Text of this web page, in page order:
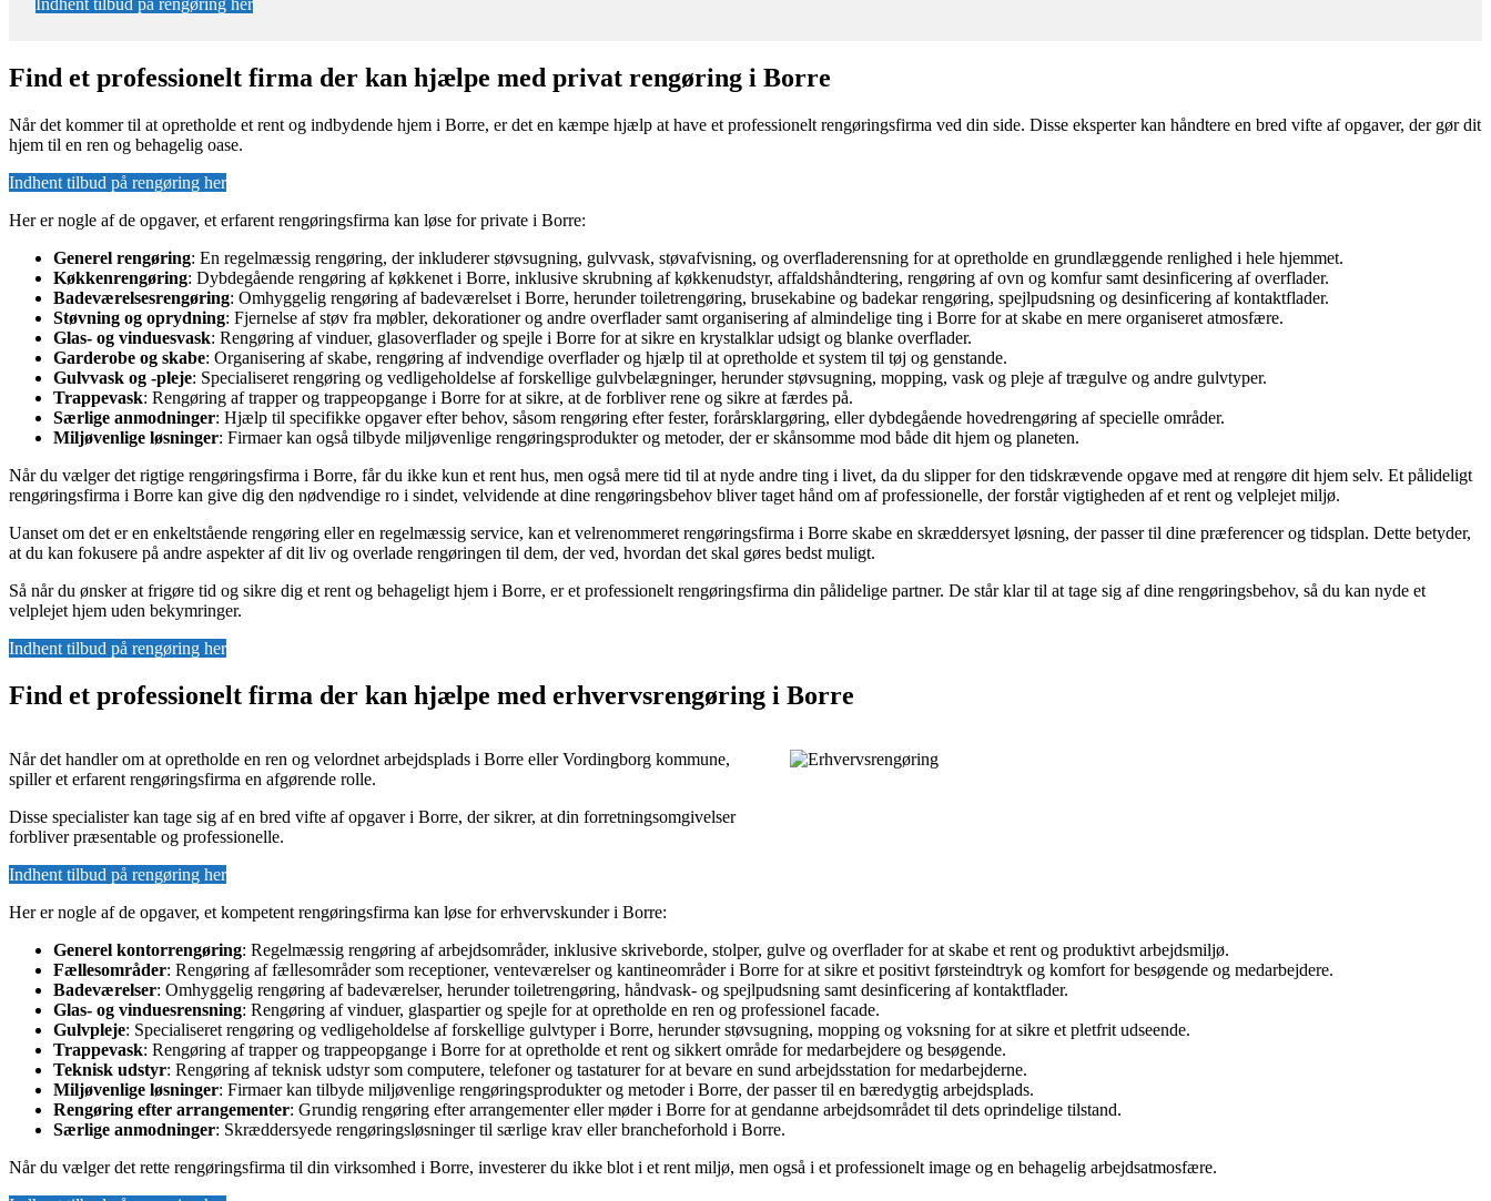
Find et professionelt firma der kan hjælpe med privat rengøring i Borre
Når det kommer til at opretholde et rent og indbydende hjem i Borre, er det en kæmpe hjælp at have et professionelt rengøringsfirma ved din side. Disse eksperter kan håndtere en bred vifte af opgaver, der gør dit
hjem til en ren og behagelig oase.
Indhent tilbud på rengøring her
Her er nogle af de opgaver, et erfarent rengøringsfirma kan løse for private i Borre:
Generel rengøring: En regelmæssig rengøring, der inkluderer støvsugning, gulvvask, støvafvisning, og overfladerensning for at opretholde en grundlæggende renlighed i hele hjemmet.
Køkkenrengøring: Dybdegående rengøring af køkkenet i Borre, inklusive skrubning af køkkenudstyr, affaldshåndtering, rengøring af ovn og komfur samt desinficering af overflader.
Badeværelsesrengøring: Omhyggelig rengøring af badeværelset i Borre, herunder toiletrengøring, brusekabine og badekar rengøring, spejlpudsning og desinficering af kontaktflader.
Støvning og oprydning: Fjernelse af støv fra møbler, dekorationer og andre overflader samt organisering af almindelige ting i Borre for at skabe en mere organiseret atmosfære.
Glas- og vinduesvask: Rengøring af vinduer, glasoverflader og spejle i Borre for at sikre en krystalklar udsigt og blanke overflader.
Garderobe og skabe: Organisering af skabe, rengøring af indvendige overflader og hjælp til at opretholde et system til tøj og genstande.
Gulvvask og -pleje: Specialiseret rengøring og vedligeholdelse af forskellige gulvbelægninger, herunder støvsugning, mopping, vask og pleje af trægulve og andre gulvtyper.
Trappevask: Rengøring af trapper og trappeopgange i Borre for at sikre, at de forbliver rene og sikre at færdes på.
Særlige anmodninger: Hjælp til specifikke opgaver efter behov, såsom rengøring efter fester, forårsklargøring, eller dybdegående hovedrengøring af specielle områder.
Miljøvenlige løsninger: Firmaer kan også tilbyde miljøvenlige rengøringsprodukter og metoder, der er skånsomme mod både dit hjem og planeten.
Når du vælger det rigtige rengøringsfirma i Borre, får du ikke kun et rent hus, men også mere tid til at nyde andre ting i livet, da du slipper for den tidskrævende opgave med at rengøre dit hjem selv. Et pålideligt
rengøringsfirma i Borre kan give dig den nødvendige ro i sindet, velvidende at dine rengøringsbehov bliver taget hånd om af professionelle, der forstår vigtigheden af et rent og velplejet miljø.
Uanset om det er en enkeltstående rengøring eller en regelmæssig service, kan et velrenommeret rengøringsfirma i Borre skabe en skræddersyet løsning, der passer til dine præferencer og tidsplan. Dette betyder,
at du kan fokusere på andre aspekter af dit liv og overlade rengøringen til dem, der ved, hvordan det skal gøres bedst muligt.
Så når du ønsker at frigøre tid og sikre dig et rent og behageligt hjem i Borre, er et professionelt rengøringsfirma din pålidelige partner. De står klar til at tage sig af dine rengøringsbehov, så du kan nyde et
velplejet hjem uden bekymringer.
Indhent tilbud på rengøring her
Find et professionelt firma der kan hjælpe med erhvervsrengøring i Borre
Når det handler om at opretholde en ren og velordnet arbejdsplads i Borre eller Vordingborg kommune,
spiller et erfarent rengøringsfirma en afgørende rolle.
Disse specialister kan tage sig af en bred vifte af opgaver i Borre, der sikrer, at din forretningsomgivelser
forbliver præsentable og professionelle.
Indhent tilbud på rengøring her
Her er nogle af de opgaver, et kompetent rengøringsfirma kan løse for erhvervskunder i Borre:
Generel kontorrengøring: Regelmæssig rengøring af arbejdsområder, inklusive skriveborde, stolper, gulve og overflader for at skabe et rent og produktivt arbejdsmiljø.
Fællesområder: Rengøring af fællesområder som receptioner, venteværelser og kantineområder i Borre for at sikre et positivt førsteindtryk og komfort for besøgende og medarbejdere.
Badeværelser: Omhyggelig rengøring af badeværelser, herunder toiletrengøring, håndvask- og spejlpudsning samt desinficering af kontaktflader.
Glas- og vinduesrensning: Rengøring af vinduer, glaspartier og spejle for at opretholde en ren og professionel facade.
Gulvpleje: Specialiseret rengøring og vedligeholdelse af forskellige gulvtyper i Borre, herunder støvsugning, mopping og voksning for at sikre et pletfrit udseende.
Trappevask: Rengøring af trapper og trappeopgange i Borre for at opretholde et rent og sikkert område for medarbejdere og besøgende.
Teknisk udstyr: Rengøring af teknisk udstyr som computere, telefoner og tastaturer for at bevare en sund arbejdsstation for medarbejderne.
Miljøvenlige løsninger: Firmaer kan tilbyde miljøvenlige rengøringsprodukter og metoder i Borre, der passer til en bæredygtig arbejdsplads.
Rengøring efter arrangementer: Grundig rengøring efter arrangementer eller møder i Borre for at gendanne arbejdsområdet til dets oprindelige tilstand.
Særlige anmodninger: Skræddersyede rengøringsløsninger til særlige krav eller brancheforhold i Borre.
Når du vælger det rette rengøringsfirma til din virksomhed i Borre, investerer du ikke blot i et rent miljø, men også i et professionelt image og en behagelig arbejdsatmosfære.